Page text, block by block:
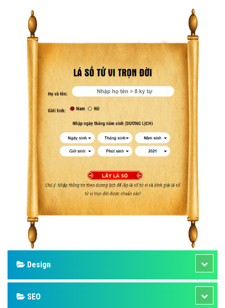
Design
SEO